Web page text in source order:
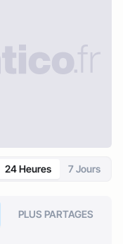
24 Heures 7 Jours
PLUS PARTAGES